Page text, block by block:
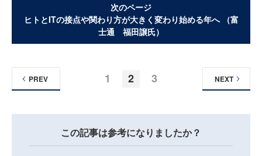
次のページ
ヒトとITの接点や関わり方が大きく変わり始める年へ （富
士通 福田譲氏）
1 2 3
PREV NEXT
この記事は参考になりましたか？